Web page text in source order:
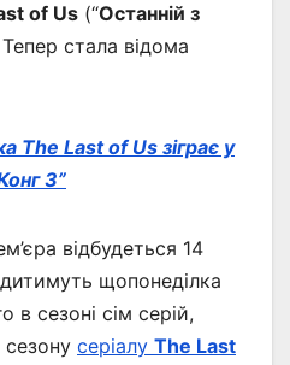
of Us (“Останній з
Тепер стала відома
The Last of Us зіграє у
3”
відбудеться 14
щопонеділка
в сезоні сім серій,
сезону серіалу The Last